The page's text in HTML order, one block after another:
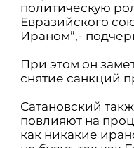
политическую
Евразийского
Ираном”,-
При этом он
снятие санкций
Сатановский
повлияют на
как никакие